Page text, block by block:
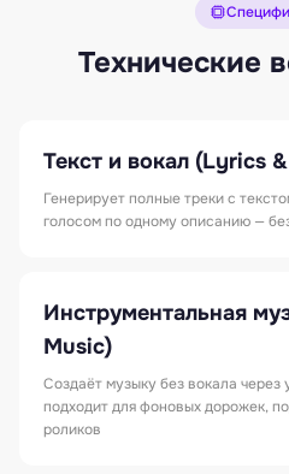
Технические
Текст и вокал (Lyrics
Генерирует полные треки с
голосом по одному описанию —
Инструментальная
Music)
Создаёт музыку без вокала через
подходит для фоновых дорожек,
роликов